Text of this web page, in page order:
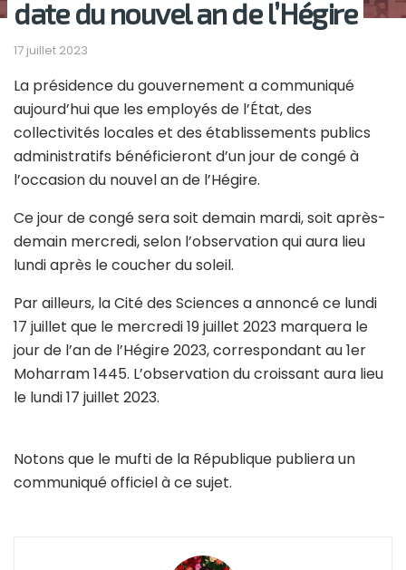
date du nouvel an de l’Hégire
17 juillet 2023
La présidence du gouvernement a communiqué
aujourd’hui que les employés de l’État, des
collectivités locales et des établissements publics
administratifs bénéficieront d’un jour de congé à
l’occasion du nouvel an de l’Hégire.
Ce jour de congé sera soit demain mardi, soit après-
demain mercredi, selon l’observation qui aura lieu
lundi après le coucher du soleil.
Par ailleurs, la Cité des Sciences a annoncé ce lundi
17 juillet que le mercredi 19 juillet 2023 marquera le
jour de l’an de l’Hégire 2023, correspondant au 1er
Moharram 1445. L’observation du croissant aura lieu
le lundi 17 juillet 2023.
Notons que le mufti de la République publiera un
communiqué officiel à ce sujet.